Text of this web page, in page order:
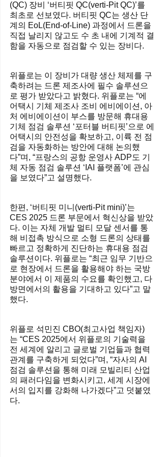
(QC) 장비 ‘버티핏 QC(verti-Pit QC)’를
최초로 선보였다. 버티핏 QC는 생산 단
계의 EoL(End-of-Line) 과정에서 드론을
직접 날리지 않고도 수 초 내에 기계적 결
함을 자동으로 점검할 수 있는 장비다.
위플로는 이 장비가 대량 생산 체제를 구
축하려는 드론 제조사에 필수 솔루션으
로 평가 받았다고 밝혔다. 위플로는 “에
어택시 기체 제조사 조비 에비에이션, 아
처 에비에이션이 부스를 방문해 휴대용
기체 점검 솔루션 ‘포터블 버티핏’으로 에
어택시의 안전성을 확보하고, 이륙 전 점
검을 자동화하는 방안에 대해 논의했
다”며, “프랑스의 공항 운영사 ADP도 기
체 자동 점검 솔루션 ‘IAI 플랫폼’에 관심
을 보였다”고 설명했다.
한편, ‘버티핏 미니(verti-Pit mini)’는
CES 2025 드론 부문에서 혁신상을 받았
다. 이는 자체 개발 멀티 모달 센서를 통
해 비접촉 방식으로 소형 드론의 상태를
빠르고 정확하게 진단하는 휴대용 점검
솔루션이다. 위플로는 “최근 임무 기반으
로 현장에서 드론을 활용해야 하는 국방
분야에서 이 제품의 수요를 확인했고, 다
방면에서의 활용을 기대하고 있다”고 말
했다.
위플로 석민진 CBO(최고사업 책임자)
는 “CES 2025에서 위플로의 기술력을
전 세계에 알리고 글로벌 기업들과 협력
관계를 구축하게 되었다”며, “자사의 AI
점검 솔루션을 통해 미래 모빌리티 산업
의 패러다임을 변화시키고, 세계 시장에
서의 입지를 강화해 나가겠다”고 덧붙였
다.